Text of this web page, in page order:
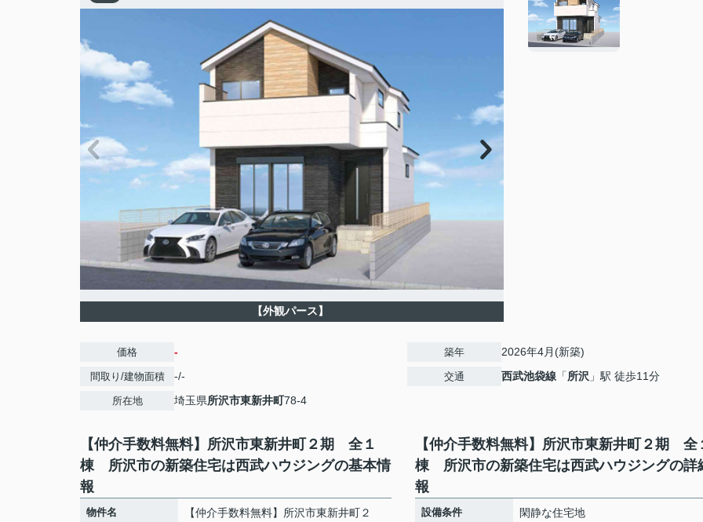
【外観パース】
価格 -
間取り/建物面積 -/-
所在地 埼玉県所沢市東新井町78-4
築年 2026年4月(新築)
交通 西武池袋線 「所沢 」駅 徒歩11分
【仲介手数料無料】所沢市東新井町２期 全１
棟 所沢市の新築住宅は西武ハウジングの基本情
報
物件名
【仲介手数料無料】所沢市東新井町２
【仲介手数料無料】所沢市東新井町２期 全
棟 所沢市の新築住宅は西武ハウジングの詳
報
設備条件 閑静な住宅地